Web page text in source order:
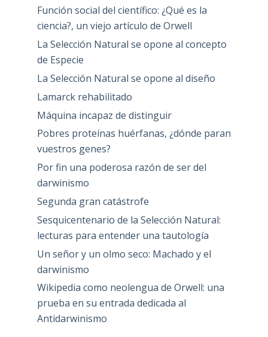
Función social del científico: ¿Qué es la
ciencia?, un viejo artículo de Orwell
La Selección Natural se opone al concepto
de Especie
La Selección Natural se opone al diseño
Lamarck rehabilitado
Máquina incapaz de distinguir
Pobres proteínas huérfanas, ¿dónde paran
vuestros genes?
Por fin una poderosa razón de ser del
darwinismo
Segunda gran catástrofe
Sesquicentenario de la Selección Natural:
lecturas para entender una tautología
Un señor y un olmo seco: Machado y el
darwinismo
Wikipedia como neolengua de Orwell: una
prueba en su entrada dedicada al
Antidarwinismo